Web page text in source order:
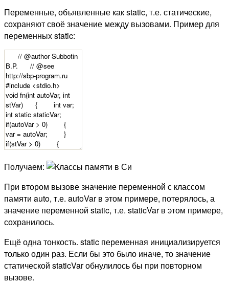
Переменные, объявленные как static, т.е. статические,
сохраняют своё значение между вызовами. Пример для
переменных static:
Получаем:
При втором вызове значение переменной с классом
памяти auto, т.е. autoVar в этом примере, потерялось, а
значение переменной static, т.е. staticVar в этом примере,
сохранилось.
Ещё одна тонкость. static переменная инициализируется
только один раз. Если бы это было иначе, то значение
статической staticVar обнулилось бы при повторном
вызове.